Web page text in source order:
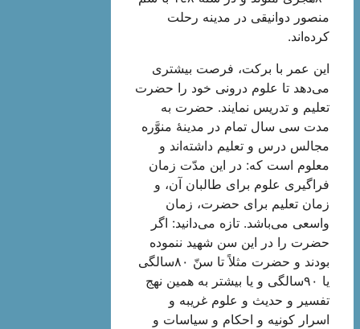
منصور دوانیقی‌ در مدینه‌ رحلت‌
کرده‌اند.
این‌ عمر با برکت‌، فرصت‌ بیشتری‌
می‌دهد تا علوم‌ درونی‌ خود را حضرت‌
تعلیم‌ و تدریس‌ نمایند. حضرت‌ به‌
مدت‌ سی‌ سال‌ تمام‌ در مدینۀ منوَّره‌
مجالس‌ درس‌ و تعلیم‌ داشته‌اند و
معلوم‌ است‌ که‌: در این‌ مدّت‌ زمان‌
فراگیری‌ علوم‌ برای‌ طالبان‌ آن‌، و
زمان‌ تعلیم‌ برای‌ حضرت،‌ زمان‌
واسعی‌ می‌باشد. تازه‌ می‌دانید: اگر
حضرت‌ را در این‌ سن‌ شهید ننموده‌
بودند و حضرت‌ مثلاً تا سنّ ٨٠سالگی‌
یا ٩٠سالگی‌ و یا بیشتر به‌ همین‌ نهج‌
تفسیر و حدیث‌ و علوم‌ غریبه‌ و
اسرار کونیه‌ و احکام‌ و سیاسات‌ و